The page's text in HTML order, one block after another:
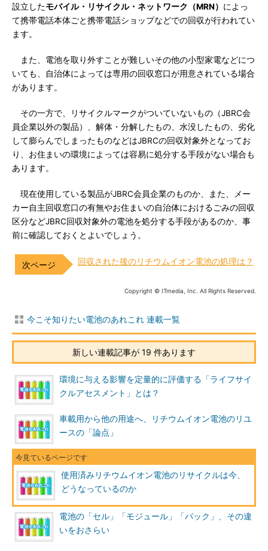
設立したモバイル・リサイクル・ネットワーク（MRN） によっ
て携帯電話本体ごと携帯電話ショップなどでの回収が行われてい
ます。
また、電池を取り外すことが難しいその他の小型家電などにつ
いても、自治体によっては専用の回収窓口が用意されている場合
があります。
その一方で、リサイクルマークがついていないもの（JBRC会
員企業以外の製品）、解体・分解したもの、水没したもの、劣化
して膨らんでしまったものなどはJBRCの回収対象外となってお
り、お住まいの環境によっては容易に処分する手段がない場合も
あります。
現在使用している製品がJBRC会員企業のものか、また、メー
カー自主回収窓口の有無やお住まいの自治体におけるごみの回収
区分などJBRC回収対象外の電池を処分する手段があるのか、事
前に確認しておくとよいでしょう。
回収された後のリチウムイオン電池の処理は？
Copyright © ITmedia, Inc. All Rights Reserved.
今こそ知りたい電池のあれこれ 連載一覧
新しい連載記事が 19 件あります
環境に与える影響を定量的に評価する「ライフサイ
クルアセスメント」とは？
車載用から他の用途へ、リチウムイオン電池のリユ
ースの「論点」
使用済みリチウムイオン電池のリサイクルは今、
どうなっているのか
電池の「セル」「モジュール」「パック」、その違
いをおさらい